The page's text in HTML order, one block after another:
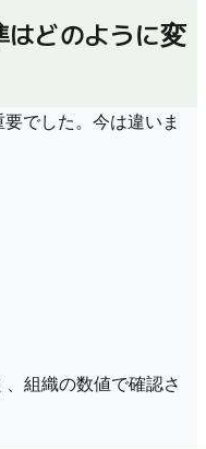
どのように変
でした。今は違いま
組織の数値で確認さ